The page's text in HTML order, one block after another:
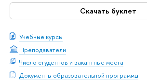
Скачать буклет
Учебные курсы
Преподаватели
Число студентов и вакантные места
Документы образовательной программы